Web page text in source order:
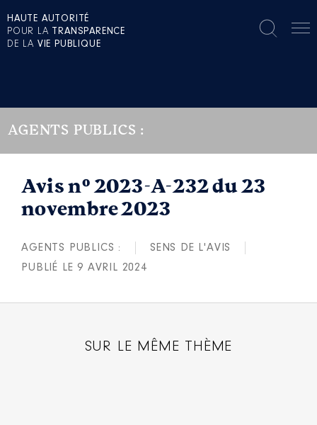
HAUTE AUTORITÉ
POUR LA TRANSPARENCE
DE LA VIE PUBLIQUE
AGENTS PUBLICS :
Avis n° 2023-A-232 du 23
novembre 2023
AGENTS PUBLICS :
SENS DE L'AVIS
PUBLIÉ LE 9 AVRIL 2024
SUR LE MÊME THÈME